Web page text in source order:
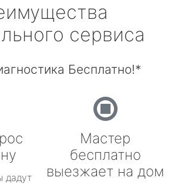
сервиса
Бесплатно!*
дадут
Мастер
бесплатно
выезжает на дом